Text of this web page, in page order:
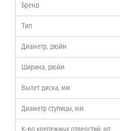
Бренд
Тип
Диаметр, дюйм
Ширина, дюйм
Вылет диска, мм
Диаметр ступицы, мм
К-во крепежных отверстий, шт